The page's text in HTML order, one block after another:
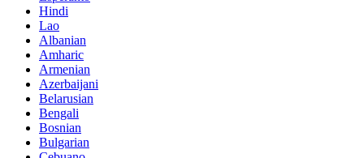
Hindi
Lao
Albanian
Amharic
Armenian
Azerbaijani
Belarusian
Bengali
Bosnian
Bulgarian